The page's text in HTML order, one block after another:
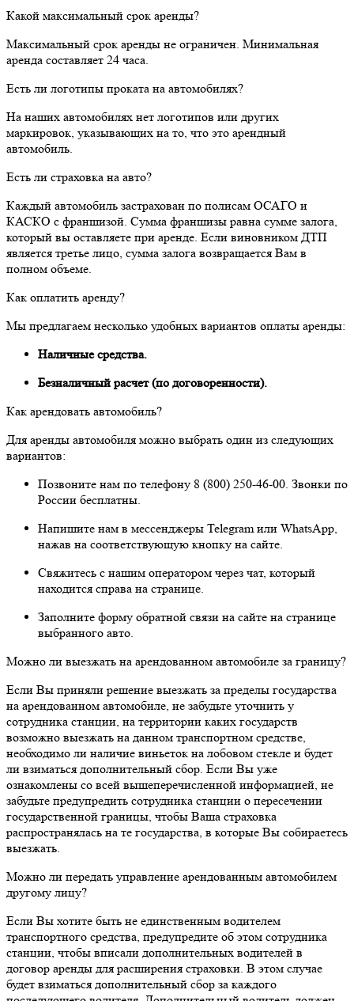
Какой максимальный срок аренды?
Максимальный срок аренды не ограничен. Минимальная
аренда составляет 24 часа.
Есть ли логотипы проката на автомобилях?
На наших автомобилях нет логотипов или других
маркировок, указывающих на то, что это арендный
автомобиль.
Есть ли страховка на авто?
Каждый автомобиль застрахован по полисам ОСАГО и
КАСКО с франшизой. Сумма франшизы равна сумме залога,
который вы оставляете при аренде. Если виновником ДТП
является третье лицо, сумма залога возвращается Вам в
полном объеме.
Как оплатить аренду?
Мы предлагаем несколько удобных вариантов оплаты аренды:
Наличные средства.
Безналичный расчет (по договоренности).
Как арендовать автомобиль?
Для аренды автомобиля можно выбрать один из следующих
вариантов:
Позвоните нам по телефону 8 (800) 250-46-00. Звонки по
России бесплатны.
Напишите нам в мессенджеры Telegram или WhatsApp,
нажав на соответствующую кнопку на сайте.
Свяжитесь с нашим оператором через чат, который
находится справа на странице.
Заполните форму обратной связи на сайте на странице
выбранного авто.
Можно ли выезжать на арендованном автомобиле за границу?
Если Вы приняли решение выезжать за пределы государства
на арендованном автомобиле, не забудьте уточнить у
сотрудника станции, на территории каких государств
возможно выезжать на данном транспортном средстве,
необходимо ли наличие виньеток на лобовом стекле и будет
ли взиматься дополнительный сбор. Если Вы уже
ознакомлены со всей вышеперечисленной информацией, не
забудьте предупредить сотрудника станции о пересечении
государственной границы, чтобы Ваша страховка
распространялась на те государства, в которые Вы собираетесь
выезжать.
Можно ли передать управление арендованным автомобилем
другому лицу?
Если Вы хотите быть не единственным водителем
транспортного средства, предупредите об этом сотрудника
станции, чтобы вписали дополнительных водителей в
договор аренды для расширения страховки. В этом случае
будет взиматься дополнительный сбор за каждого